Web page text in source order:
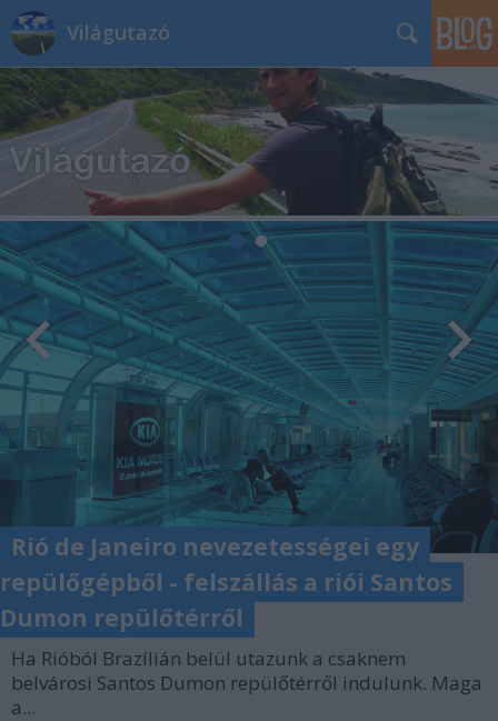
Világutazó
Rió de Janeiro nevezetességei egy
repülőgépből - felszállás a riói Santos
Dumon repülőtérről
Ha Rióból Brazílián belül utazunk a csaknem
belvárosi Santos Dumon repülőtérről indulunk. Maga
a...